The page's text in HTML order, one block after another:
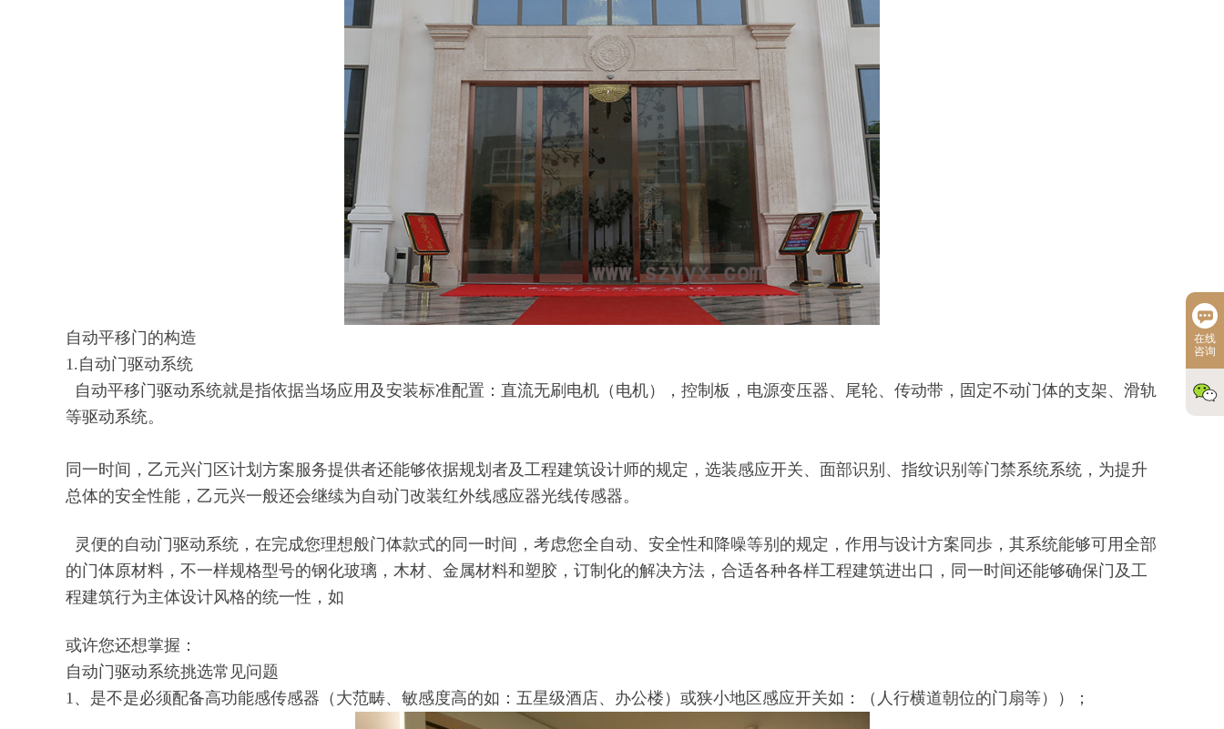
自动平移门的构造
1.自动门驱动系统
自动平移门驱动系统就是指依据当场应用及安装标准配置：直流无刷电机（电机），控制板，电源变压器、尾轮、传动带，固定不动门体的支架、滑轨
等驱动系统。
同一时间，乙元兴门区计划方案服务提供者还能够依据规划者及工程建筑设计师的规定，选装感应开关、面部识别、指纹识别等门禁系统系统，为提升
总体的安全性能，乙元兴一般还会继续为自动门改装红外线感应器光线传感器。
灵便的自动门驱动系统，在完成您理想般门体款式的同一时间，考虑您全自动、安全性和降噪等别的规定，作用与设计方案同歩，其系统能够可用全部
的门体原材料，不一样规格型号的钢化玻璃，木材、金属材料和塑胶，订制化的解决方法，合适各种各样工程建筑进出口，同一时间还能够确保门及工
程建筑行为主体设计风格的统一性，如
或许您还想掌握：
自动门驱动系统挑选常见问题
1、是不是必须配备高功能感传感器（大范畴、敏感度高的如：五星级酒店、办公楼）或狭小地区感应开关如：（人行横道朝位的门扇等））；
在线
咨询